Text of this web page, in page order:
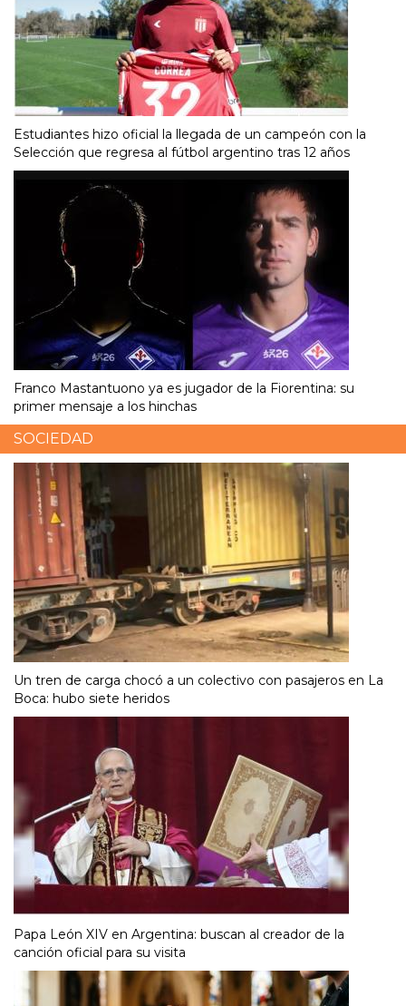
Estudiantes hizo oficial la llegada de un campeón con la
Selección que regresa al fútbol argentino tras 12 años
Franco Mastantuono ya es jugador de la Fiorentina: su
primer mensaje a los hinchas
SOCIEDAD
Un tren de carga chocó a un colectivo con pasajeros en La
Boca: hubo siete heridos
Papa León XIV en Argentina: buscan al creador de la
canción oficial para su visita